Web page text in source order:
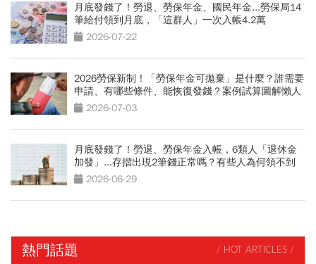
月底發錢了！勞退、勞保年金、國民年金...勞保局14
筆給付領到月底，「這群人」一次入帳4.2萬
2026-07-22
2026勞保新制！「勞保年金可拋棄」是什麼？誰需要
申請、有哪些條件、能恢復發錢？案例試算圖解懶人
包 2026-07-03
月底發錢了！勞退、勞保年金入帳，6類人「退休金
加發」...存摺出現2筆錢正常嗎？有些人為何領不到
2026-06-29
熱門話題 / HOT ARTICLES /